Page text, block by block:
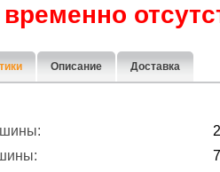
Описание Доставка